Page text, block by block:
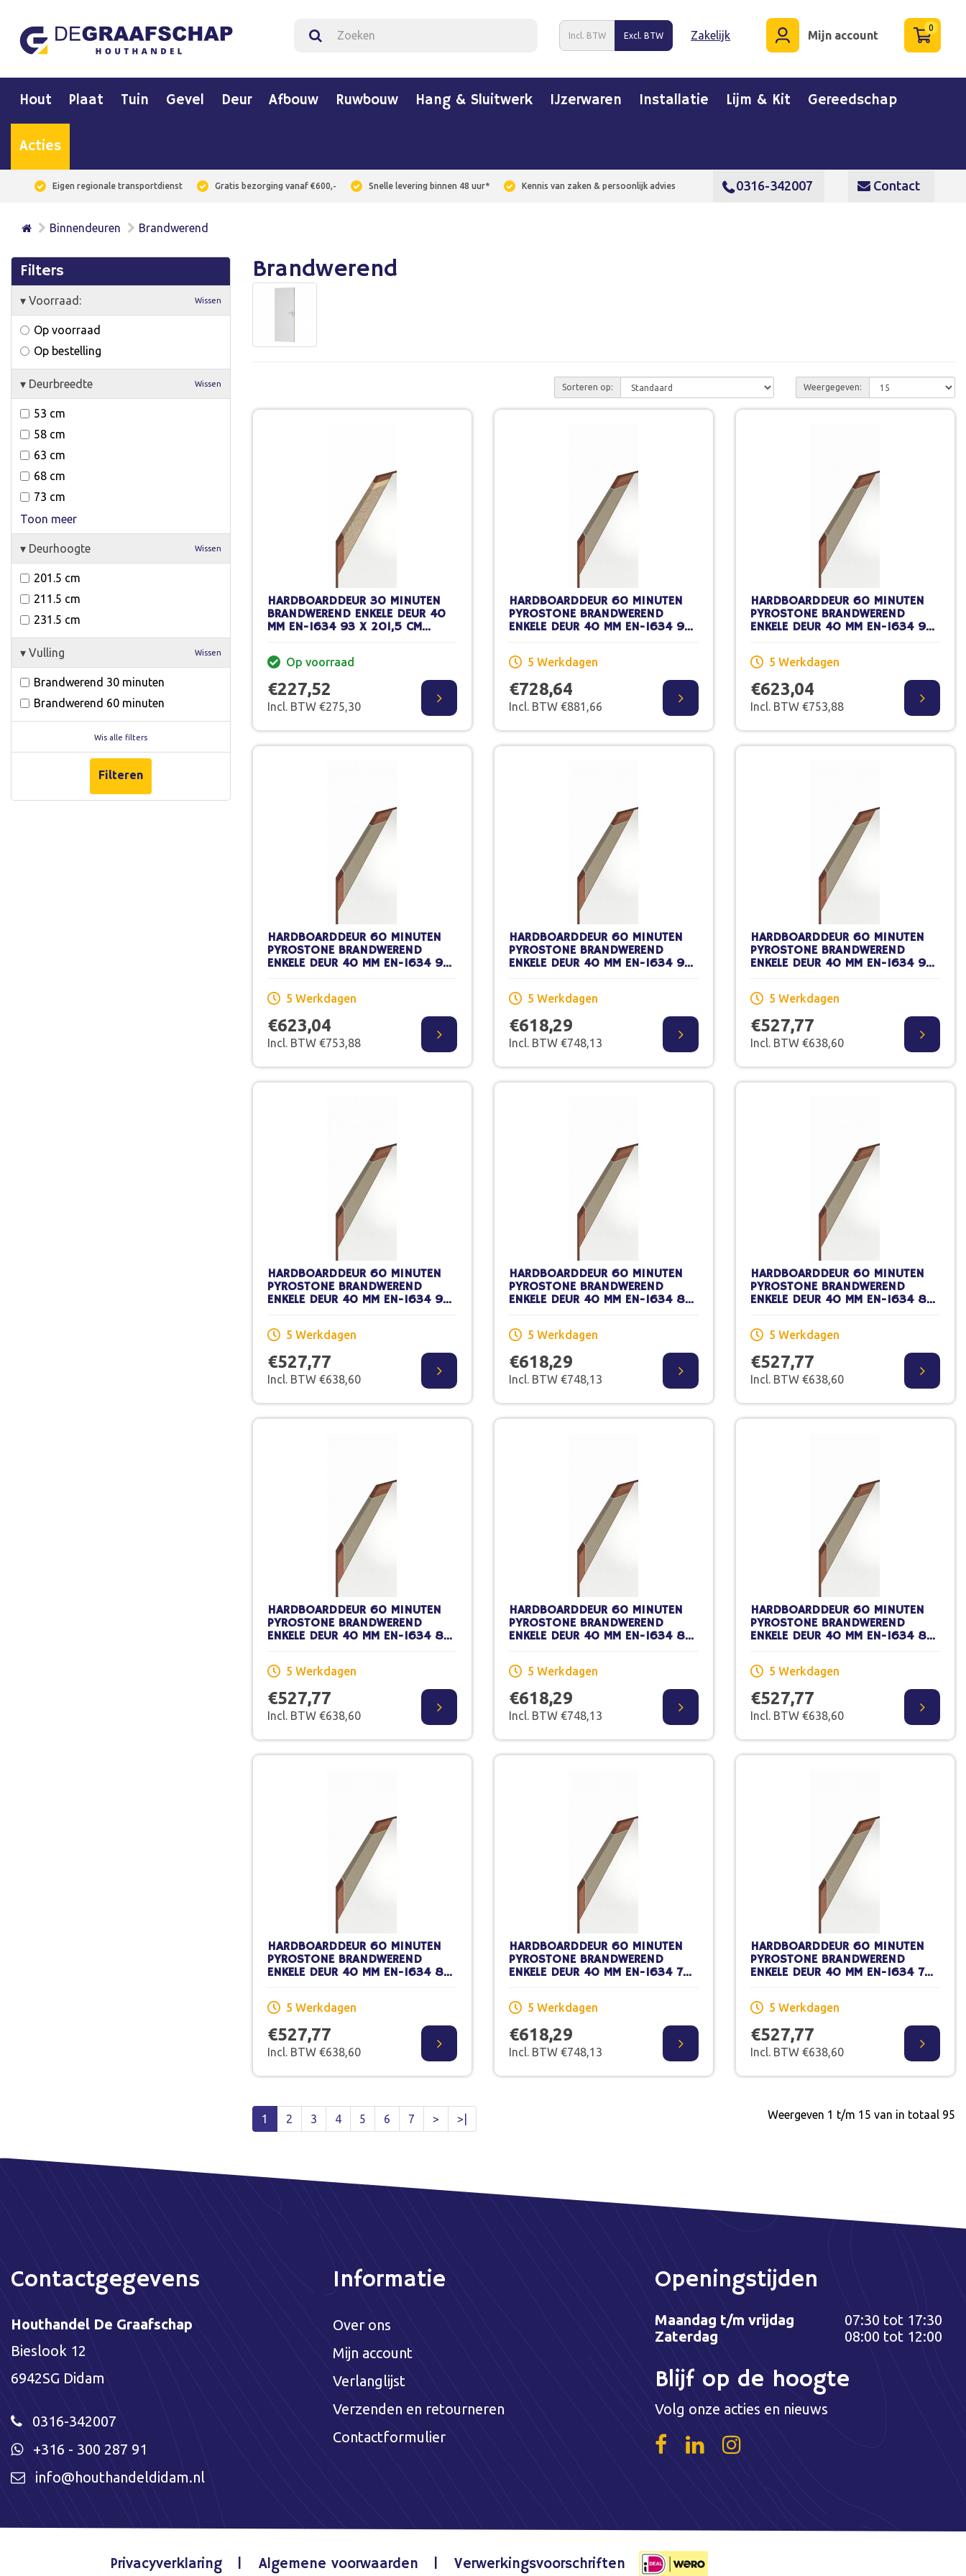
Incl. BTW Excl. BTW Zakelijk Mijn account
0
Hout Plaat Tuin Gevel Deur Afbouw Ruwbouw Hang & Sluitwerk IJzerwaren Installatie Lijm & Kit Gereedschap
Acties
Eigen regionale transportdienst Gratis bezorging vanaf €600,- Snelle levering binnen 48 uur* Kennis van zaken & persoonlijk advies 0316-342007 Contact
Binnendeuren Brandwerend
Filters
▾ Voorraad: Wissen
Op voorraad
Op bestelling
▾ Deurbreedte Wissen
53 cm
58 cm
63 cm
68 cm
73 cm
Toon meer
▾ Deurhoogte Wissen
201.5 cm
211.5 cm
231.5 cm
▾ Vulling Wissen
Brandwerend 30 minuten
Brandwerend 60 minuten
Wis alle filters
Filteren
Brandwerend
Sorteren op: Weergegeven:
HARDBOARDDEUR 30 MINUTEN
BRANDWEREND ENKELE DEUR 40
MM EN-1634 93 X 201,5 CM
Op voorraad
€227,52
Incl. BTW €275,30
HARDBOARDDEUR 60 MINUTEN
PYROSTONE BRANDWEREND
ENKELE DEUR 40 MM EN-1634 98
5 Werkdagen
€728,64
Incl. BTW €881,66
HARDBOARDDEUR 60 MINUTEN
PYROSTONE BRANDWEREND
ENKELE DEUR 40 MM EN-1634 98
5 Werkdagen
€623,04
Incl. BTW €753,88
HARDBOARDDEUR 60 MINUTEN
PYROSTONE BRANDWEREND
ENKELE DEUR 40 MM EN-1634 98
SCHILDERWERK
5 Werkdagen
€623,04
Incl. BTW €753,88
HARDBOARDDEUR 60 MINUTEN
PYROSTONE BRANDWEREND
ENKELE DEUR 40 MM EN-1634 93
5 Werkdagen
€618,29
Incl. BTW €748,13
HARDBOARDDEUR 60 MINUTEN
PYROSTONE BRANDWEREND
ENKELE DEUR 40 MM EN-1634 93
5 Werkdagen
€527,77
Incl. BTW €638,60
HARDBOARDDEUR 60 MINUTEN
PYROSTONE BRANDWEREND
ENKELE DEUR 40 MM EN-1634 93
SCHILDERWERK
5 Werkdagen
€527,77
Incl. BTW €638,60
HARDBOARDDEUR 60 MINUTEN
PYROSTONE BRANDWEREND
ENKELE DEUR 40 MM EN-1634 88
5 Werkdagen
€618,29
Incl. BTW €748,13
HARDBOARDDEUR 60 MINUTEN
PYROSTONE BRANDWEREND
ENKELE DEUR 40 MM EN-1634 88
5 Werkdagen
€527,77
Incl. BTW €638,60
HARDBOARDDEUR 60 MINUTEN
PYROSTONE BRANDWEREND
ENKELE DEUR 40 MM EN-1634 88
SCHILDERWERK
5 Werkdagen
€527,77
Incl. BTW €638,60
HARDBOARDDEUR 60 MINUTEN
PYROSTONE BRANDWEREND
ENKELE DEUR 40 MM EN-1634 83
5 Werkdagen
€618,29
Incl. BTW €748,13
HARDBOARDDEUR 60 MINUTEN
PYROSTONE BRANDWEREND
ENKELE DEUR 40 MM EN-1634 83
5 Werkdagen
€527,77
Incl. BTW €638,60
HARDBOARDDEUR 60 MINUTEN
PYROSTONE BRANDWEREND
ENKELE DEUR 40 MM EN-1634 83
SCHILDERWERK
5 Werkdagen
€527,77
Incl. BTW €638,60
HARDBOARDDEUR 60 MINUTEN
PYROSTONE BRANDWEREND
ENKELE DEUR 40 MM EN-1634 78
5 Werkdagen
€618,29
Incl. BTW €748,13
HARDBOARDDEUR 60 MINUTEN
PYROSTONE BRANDWEREND
ENKELE DEUR 40 MM EN-1634 78
5 Werkdagen
€527,77
Incl. BTW €638,60
1 2 3 4 5 6 7 > >| Weergeven 1 t/m 15 van in totaal 95
Contactgegevens
Houthandel De Graafschap
Bieslook 12
6942SG Didam
0316-342007
+316 - 300 287 91
info@houthandeldidam.nl
Informatie
Over ons
Mijn account
Verlanglijst
Verzenden en retourneren
Contactformulier
Openingstijden
Maandag t/m vrijdag
Zaterdag
07:30 tot 17:30
08:00 tot 12:00
Blijf op de hoogte
Volg onze acties en nieuws
Privacyverklaring Algemene voorwaarden Verwerkingsvoorschriften